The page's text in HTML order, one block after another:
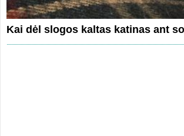
Kai dėl slogos kaltas katinas ant